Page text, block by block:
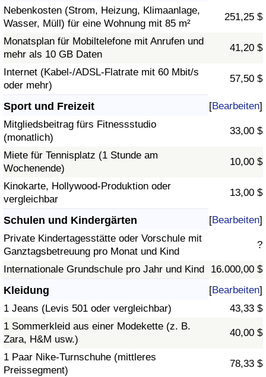
Nebenkosten (Strom, Heizung, Klimaanlage,
Wasser, Müll) für eine Wohnung mit 85 m²
251,25 $
Monatsplan für Mobiltelefone mit Anrufen und
mehr als 10 GB Daten
41,20 $
Internet (Kabel-/ADSL-Flatrate mit 60 Mbit/s
oder mehr)
57,50 $
Sport und Freizeit [Bearbeiten]
Mitgliedsbeitrag fürs Fitnessstudio
(monatlich)
33,00 $
Miete für Tennisplatz (1 Stunde am
Wochenende)
10,00 $
Kinokarte, Hollywood-Produktion oder
vergleichbar
13,00 $
Schulen und Kindergärten [Bearbeiten]
Private Kindertagesstätte oder Vorschule mit
Ganztagsbetreuung pro Monat und Kind
?
Internationale Grundschule pro Jahr und Kind 16.000,00 $
Kleidung [Bearbeiten]
1 Jeans (Levis 501 oder vergleichbar)
43,33 $
1 Sommerkleid aus einer Modekette (z. B.
Zara, H&M usw.)
40,00 $
1 Paar Nike-Turnschuhe (mittleres
Preissegment)
78,33 $